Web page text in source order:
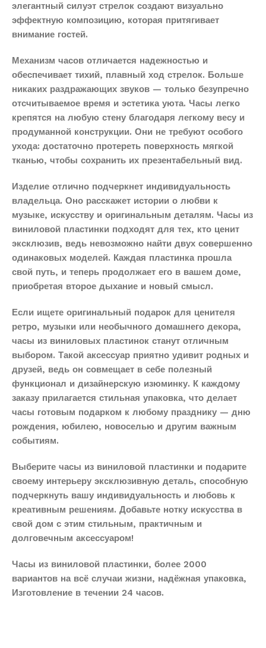
элегантный силуэт стрелок создают визуально
эффектную композицию, которая притягивает
внимание гостей.
Механизм часов отличается надежностью и
обеспечивает тихий, плавный ход стрелок. Больше
никаких раздражающих звуков — только безупречно
отсчитываемое время и эстетика уюта. Часы легко
крепятся на любую стену благодаря легкому весу и
продуманной конструкции. Они не требуют особого
ухода: достаточно протереть поверхность мягкой
тканью, чтобы сохранить их презентабельный вид.
Изделие отлично подчеркнет индивидуальность
владельца. Оно расскажет истории о любви к
музыке, искусству и оригинальным деталям. Часы из
виниловой пластинки подходят для тех, кто ценит
эксклюзив, ведь невозможно найти двух совершенно
одинаковых моделей. Каждая пластинка прошла
свой путь, и теперь продолжает его в вашем доме,
приобретая второе дыхание и новый смысл.
Если ищете оригинальный подарок для ценителя
ретро, музыки или необычного домашнего декора,
часы из виниловых пластинок станут отличным
выбором. Такой аксессуар приятно удивит родных и
друзей, ведь он совмещает в себе полезный
функционал и дизайнерскую изюминку. К каждому
заказу прилагается стильная упаковка, что делает
часы готовым подарком к любому празднику — дню
рождения, юбилею, новоселью и другим важным
событиям.
Выберите часы из виниловой пластинки и подарите
своему интерьеру эксклюзивную деталь, способную
подчеркнуть вашу индивидуальность и любовь к
креативным решениям. Добавьте нотку искусства в
свой дом с этим стильным, практичным и
долговечным аксессуаром!
Часы из виниловой пластинки, более 2000
вариантов на всё случаи жизни, надёжная упаковка,
Изготовление в течении 24 часов.